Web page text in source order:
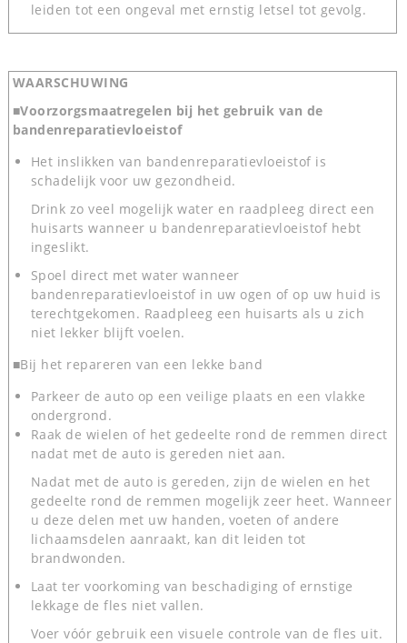
leiden tot een ongeval met ernstig letsel tot gevolg.
WAARSCHUWING
■Voorzorgsmaatregelen bij het gebruik van de
bandenreparatievloeistof
Het inslikken van bandenreparatievloeistof is
schadelijk voor uw gezondheid.
Drink zo veel mogelijk water en raadpleeg direct een
huisarts wanneer u bandenreparatievloeistof hebt
ingeslikt.
Spoel direct met water wanneer
bandenreparatievloeistof in uw ogen of op uw huid is
terechtgekomen. Raadpleeg een huisarts als u zich
niet lekker blijft voelen.
■Bij het repareren van een lekke band
Parkeer de auto op een veilige plaats en een vlakke
ondergrond.
Raak de wielen of het gedeelte rond de remmen direct
nadat met de auto is gereden niet aan.
Nadat met de auto is gereden, zijn de wielen en het
gedeelte rond de remmen mogelijk zeer heet. Wanneer
u deze delen met uw handen, voeten of andere
lichaamsdelen aanraakt, kan dit leiden tot
brandwonden.
Laat ter voorkoming van beschadiging of ernstige
lekkage de fles niet vallen.
Voer vóór gebruik een visuele controle van de fles uit.